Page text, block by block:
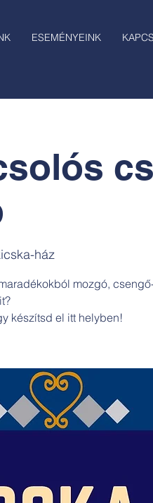
ESEMÉNYEINK
ház
mozgó,
készítsd el itt helyben!